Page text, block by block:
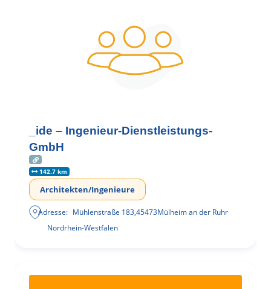
_ide – Ingenieur-Dienstleistungs-
GmbH
142.7 km
Architekten/Ingenieure
Adresse: Mühlenstraße 183,45473Mülheim an der Ruhr
Nordrhein-Westfalen